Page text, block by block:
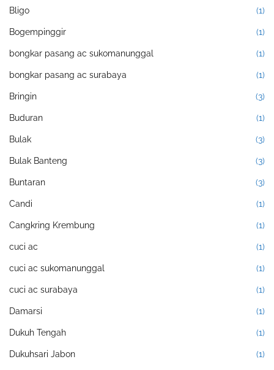
Bligo (1)
Bogempinggir (1)
bongkar pasang ac sukomanunggal (1)
bongkar pasang ac surabaya (1)
Bringin (3)
Buduran (1)
Bulak (3)
Bulak Banteng (3)
Buntaran (3)
Candi (1)
Cangkring Krembung (1)
cuci ac (1)
cuci ac sukomanunggal (1)
cuci ac surabaya (1)
Damarsi (1)
Dukuh Tengah (1)
Dukuhsari Jabon (1)